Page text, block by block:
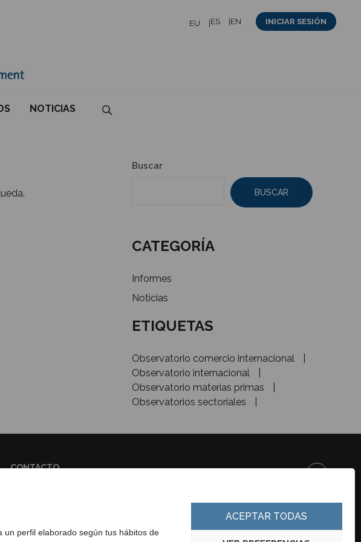
un perfil elaborado según tus hábitos de
ACEPTAR TODAS
EU ES EN INICIAR SESIÓN
NOTICIAS
Buscar
BUSCAR
CATEGORÍA
Informes
Noticias
ETIQUETAS
Observatorio comercio internacional
Observatorio internacional
Observatorio materias primas
Observatorios sectoriales
CONTACTO